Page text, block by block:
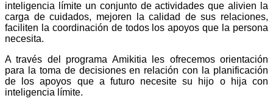
inteligencia límite un conjunto de actividades que alivien la
carga de cuidados, mejoren la calidad de sus relaciones,
faciliten la coordinación de todos los apoyos que la persona
necesita.
A través del programa Amikitia les ofrecemos orientación
para la toma de decisiones en relación con la planificación
de los apoyos que a futuro necesite su hijo o hija con
inteligencia límite.